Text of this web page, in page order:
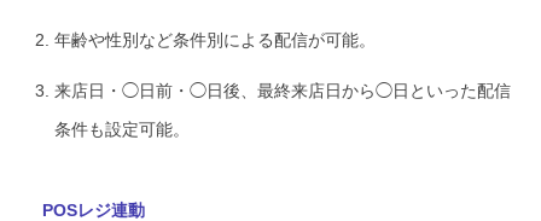
年齢や性別など条件別による配信が可能。
来店日・◯日前・◯日後、最終来店日から◯日といった配信
条件も設定可能。
POSレジ連動